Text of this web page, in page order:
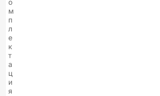
о
м
п
л
е
к
т
а
ц
и
я